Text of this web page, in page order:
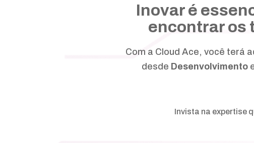
Inovar é
encontrar os
Com a Cloud Ace, você terá
desde Desenvolvimento
Invista na expertise